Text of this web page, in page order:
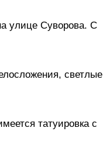
улице Суворова. С
светлые
татуировка с